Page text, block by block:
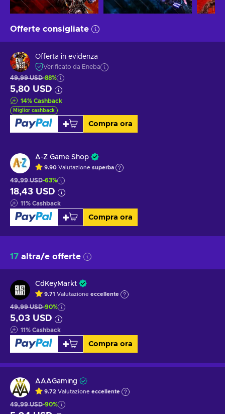
Offerte consigliate
Offerta in evidenza
Verificato da Eneba
49,99 USD-88%
5,80 USD
14% Cashback
Miglior cashback
Compra ora
A-Z Game Shop
9.90 Valutazione superba
49,99 USD-63%
18,43 USD
11% Cashback
Compra ora
17 altra/e offerte
CdKeyMarkt
9.71 Valutazione eccellente
49,99 USD-90%
5,03 USD
11% Cashback
Compra ora
AAAGaming
9.72 Valutazione eccellente
49,99 USD-90%